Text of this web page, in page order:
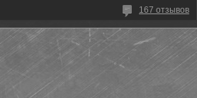
167 отзывов